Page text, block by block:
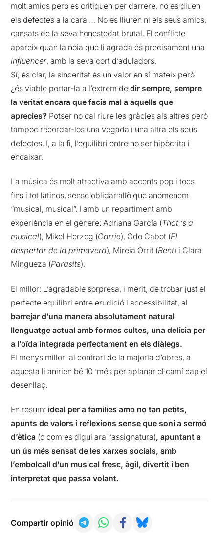
molt amics però es critiquen per darrere, no es diuen
els defectes a la cara … No es lliuren ni els seus amics,
cansats de la seva honestedat brutal. El conflicte
apareix quan la noia que li agrada és precisament una
influencer, amb la seva cort d’aduladors.
Sí, és clar, la sinceritat és un valor en sí mateix però
¿és viable portar-la a l’extrem dedir sempre, sempre
la veritat encara que facis mal a aquells que
aprecies? Potser no cal riure les gràcies als altres però
tampoc recordar-los una vegada i una altra els seus
defectes. I, a la fi, l’equilibri entre no ser hipòcrita i
encaixar.
La música és molt atractiva amb accents pop i tocs
fins i tot latinos, sense oblidar allò que anomenem
“musical, musical”. I amb un repartiment amb
experiència en el gènere: Adriana García (That ‘s a
musical), Mikel Herzog (Carrie), Odo Cabot (El
despertar de la primavera), Mireia Òrrit (Rent) i Clara
Mingueza (Paràsits).
El millor: L’agradable sorpresa, i mèrit, de trobar just el
perfecte equilibri entre erudició i accessibilitat, al
barrejar d’una manera absolutament natural
llenguatge actual amb formes cultes, una delícia per
a l’oïda integrada perfectament en els diàlegs.
El menys millor: al contrari de la majoria d’obres, a
aquesta li anirien bé 10 ‘més per aplanar el camí cap el
desenllaç.
En resum: ideal per a famílies amb no tan petits,
apunts de valors i reflexions sense que soni a sermó
d’ètica (o com es digui ara l’assignatura), apuntant a
un ús més sensat de les xarxes socials, amb
l’embolcall d’un musical fresc, àgil, divertit i ben
interpretat que passa volant.
Compartir opinió